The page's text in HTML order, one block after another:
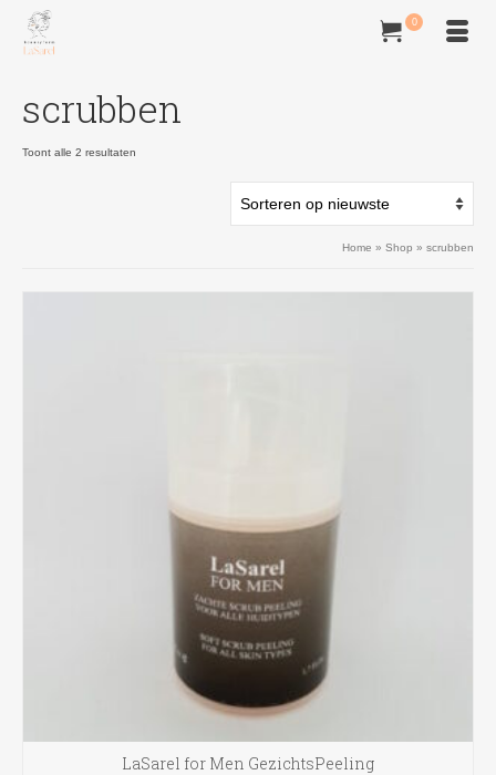
0
scrubben
Toont alle 2 resultaten
Home » Shop » scrubben
LaSarel for Men GezichtsPeeling